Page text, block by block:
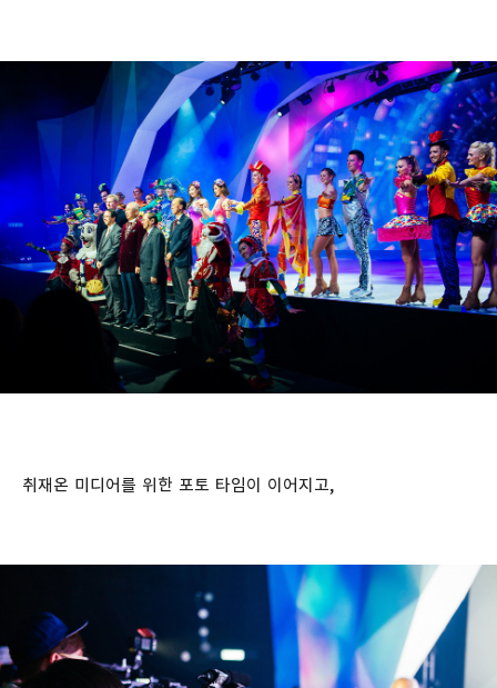
취재온 미디어를 위한 포토 타임이 이어지고,